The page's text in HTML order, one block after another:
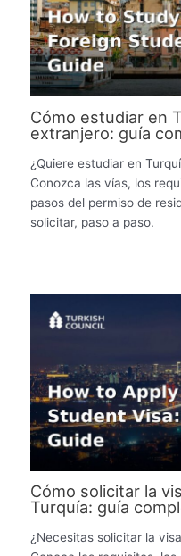
Cómo estudiar en
extranjero: guía
¿Quiere estudiar en
Conozca las vías, los
pasos del permiso de
solicitar, paso a paso.
Cómo solicitar la
Turquía: guía
¿Necesitas solicitar la